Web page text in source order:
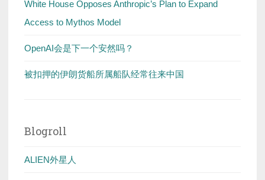
White House Opposes Anthropic’s Plan to Expand
Access to Mythos Model
OpenAI会是下一个安然吗？
被扣押的伊朗货船所属船队经常往来中国
Blogroll
ALIEN外星人